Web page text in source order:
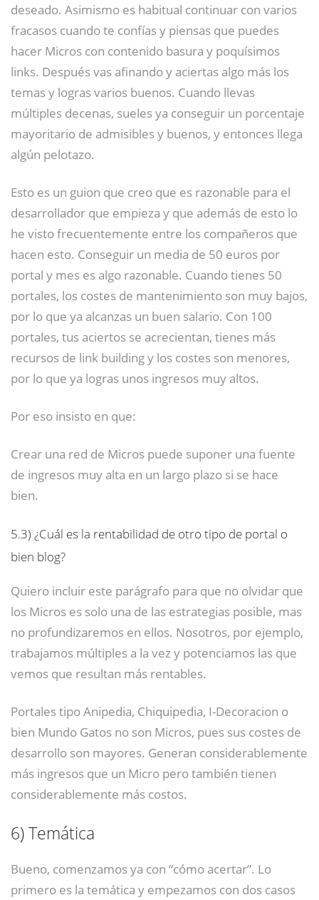
deseado. Asimismo es habitual continuar con varios
fracasos cuando te confías y piensas que puedes
hacer Micros con contenido basura y poquísimos
links. Después vas afinando y aciertas algo más los
temas y logras varios buenos. Cuando llevas
múltiples decenas, sueles ya conseguir un porcentaje
mayoritario de admisibles y buenos, y entonces llega
algún pelotazo.
Esto es un guion que creo que es razonable para el
desarrollador que empieza y que además de esto lo
he visto frecuentemente entre los compañeros que
hacen esto. Conseguir un media de 50 euros por
portal y mes es algo razonable. Cuando tienes 50
portales, los costes de mantenimiento son muy bajos,
por lo que ya alcanzas un buen salario. Con 100
portales, tus aciertos se acrecientan, tienes más
recursos de link building y los costes son menores,
por lo que ya logras unos ingresos muy altos.
Por eso insisto en que:
Crear una red de Micros puede suponer una fuente
de ingresos muy alta en un largo plazo si se hace
bien.
5.3) ¿Cuál es la rentabilidad de otro tipo de portal o
bien blog?
Quiero incluir este parágrafo para que no olvidar que
los Micros es solo una de las estrategias posible, mas
no profundizaremos en ellos. Nosotros, por ejemplo,
trabajamos múltiples a la vez y potenciamos las que
vemos que resultan más rentables.
Portales tipo Anipedia, Chiquipedia, I-Decoracion o
bien Mundo Gatos no son Micros, pues sus costes de
desarrollo son mayores. Generan considerablemente
más ingresos que un Micro pero también tienen
considerablemente más costos.
6)Temática
Bueno, comenzamos ya con “cómo acertar”. Lo
primero es la temática y empezamos con dos casos